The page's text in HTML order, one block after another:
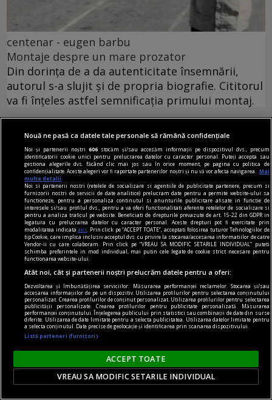
centenar - eugen barbu
Montaje despre un mare prozator
Din dorința de a da autenticitate însemnării,
autorul s-a slujit și de propria biografie. Cititorul
va fi înțeles astfel semnificația primului montaj.
centenar - eugen barbu
Ce trebuie să faci ca să nu mai fii citit
Nu cred că Barbu e un scriitor mare, dar Groapa
rămîne un roman bun (preferata mea e scena
Nouă ne pasă ca datele tale personale să rămână confidențiale
Noi și partenerii noștri606 stocăm și/sau accesăm informații pe dispozitivul dvs., precum
identificatorii cookie unici pentru prelucrarea datelor cu caracter personal. Puteți accepta sau
gestiona alegerile dvs. făcând clic mai jos sau în orice moment, pe pagina cu politica de
confidențialitate. Aceste alegeri vor fi raportate partenerilor noștri și nu vă vor afecta navigarea.
Mai
multe detalii
Noi si partenerii nostri (retelele de socializare si agentiile de publicitate partenere, precum si
furnizorii nostri de servicii de date analitice) prelucram date pentru a permite website-ului sa
functioneze, pentru a personaliza continutul si anunturile publicitare afisate in functie de
interesele si/sau profilul dvs., pentru a va oferi functionalitati aferente retelelor de socializare si
pentru a analiza traficul pe website. Beneficiati de drepturile prevazute de art. 15-22 din GDPR in
legatura cu prelucrarea datelor cu caracter personal. Aceste drepturi pot fi exercitate prin
modalitatea indicataaici
. Prin click pe “ACCEPT TOATE”, acceptati folosirea tuturor Tehnologiilor de
tip Cookie, care implica inclusiv acceptul dvs. cu privire la stocarea/accesarea informatiilor de catre
Vendor-ii cu care colaboram. Prin click pe “VREAU SA MODIFIC SETARILE INDIVIDUAL” puteti
schimba preferintele in mod individual, mai putin cele legate de cookie strict necesare pentru
functionarea website-ului.
Atât noi, cât și partenerii noștri prelucrăm datele pentru a oferi:
Dezvoltarea și îmbunătățirea serviciilor. Măsurarea performanței reclamelor. Stocarea și/sau
accesarea informațiilor de pe un dispozitiv. Utilizarea profilurilor pentru selectarea conținutului
personalizat. Crearea profilurilor de conținut personalizat. Utilizarea profilurilor pentru selectarea
publicității personalizate. Crearea profilurilor pentru publicitate personalizată. Măsurarea
performanței conținutului. Înțelegerea publicului prin statistici sau combinații de date din surse
diferite. Utilizarea de date limitate pentru a selecta publicitatea. Utilizarea datelor limitate pentru
a selecta conținutul. Date precise de geolocație și identificarea prin scanarea dispozitivului.
Listă parteneri (furnizori)
ACCEPT TOATE
VREAU SA MODIFIC SETARILE INDIVIDUAL